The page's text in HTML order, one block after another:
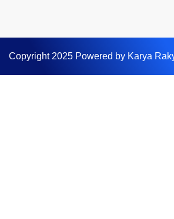
Copyright 2025 Powered by Karya